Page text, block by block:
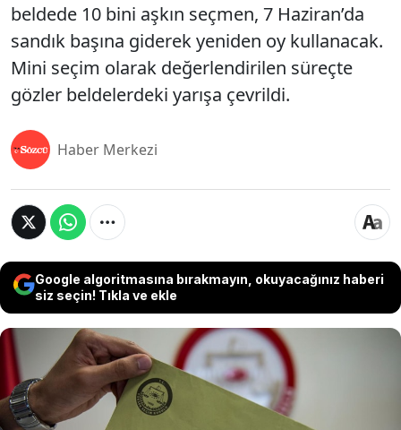
beldede 10 bini aşkın seçmen, 7 Haziran’da
sandık başına giderek yeniden oy kullanacak.
Mini seçim olarak değerlendirilen süreçte
gözler beldelerdeki yarışa çevrildi.
Haber Merkezi
Google algoritmasına bırakmayın, okuyacağınız haberi
siz seçin! Tıkla ve ekle
Tokat, Gümüşhane ve Nevşehir’de seçim
heyecanı yeniden yaşanacak. Yüksek Seçim
Kurulu’nun kararı sonrası üç ile bağlı 6 beldede